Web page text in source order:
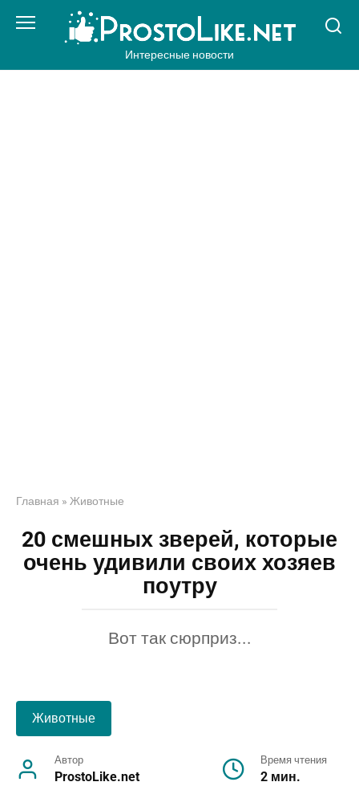
Интересные новости
Главная » Животные
20 смешных зверей, которые
очень удивили своих хозяев
поутру
Вот так сюрприз...
Животные
Автор
ProstoLike.net
Время чтения
2 мин.